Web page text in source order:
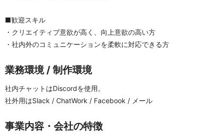
■歓迎スキル
・クリエイティブ意欲が高く、向上意欲の高い方
・社内外のコミュニケーションを柔軟に対応できる方
業務環境 / 制作環境
社内チャットはDiscordを使用。
社外用はSlack / ChatWork / Facebook / メール
事業内容・会社の特徴